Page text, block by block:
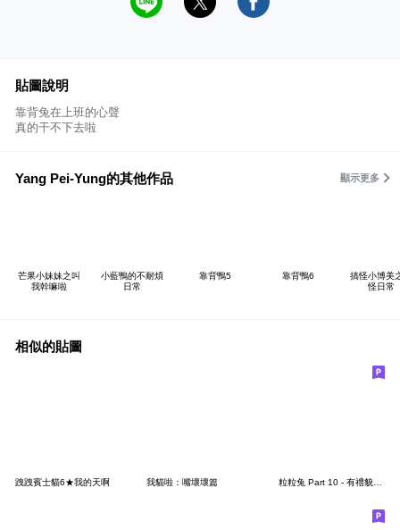
貼圖說明
靠背兔在上班的心聲
真的干不下去啦
Yang Pei-Yung的其他作品 顯示更多
芒果小妹妹之叫
我幹嘛啦
小藍鴨的不耐煩
日常
靠背鴨5 靠背鴨6
搞怪小博美
怪日常
相似的貼圖
跩跩賓士貓6★我的天啊 我貓啦：嘴壞壞篇 粒粒兔 Part 10 - 有禮貌說好話篇